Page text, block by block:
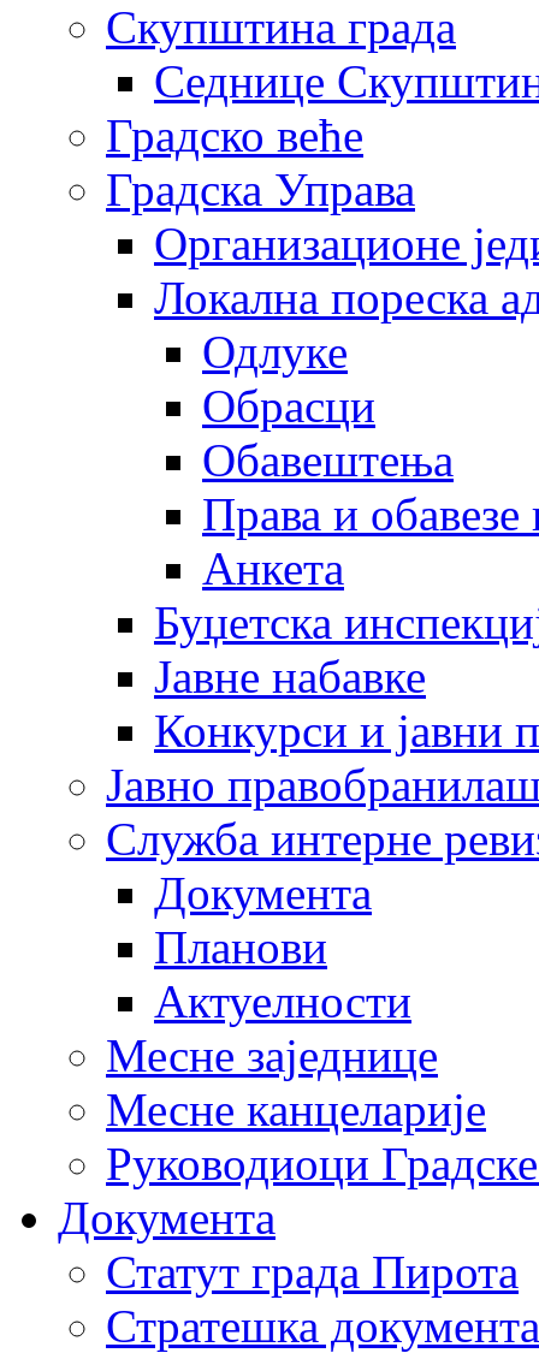
Скупштина града
Седнице
Градско веће
Градска Управа
Организационе
Локална пореска
Одлуке
Обрасци
Обавештења
Права и
Анкета
Буџетска
Јавне набавке
Конкурси и јавни
Јавно
Служба интерне
Документа
Планови
Актуелности
Месне заједнице
Месне канцеларије
Руководиоци
Документа
Статут града Пирота
Стратешка документа